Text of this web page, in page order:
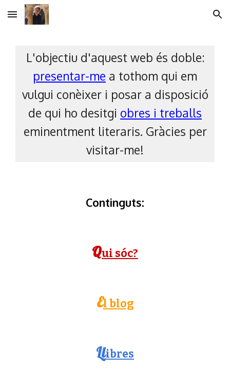
Skip to main content Skip to navigation
L'objectiu d'aquest web és doble:
presentar-me a tothom qui em
vulgui conèixer i posar a disposició
de qui ho desitgi obres i treballs
eminentment literaris. Gràcies per
visitar-me!
Continguts:
Qui sóc?
El blog
Llibres